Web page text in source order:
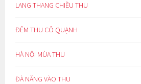
LANG THANG CHIỀU THU
ĐÊM THU CÔ QUẠNH
HÀ NỘI MÙA THU
ĐÀ NẴNG VÀO THU